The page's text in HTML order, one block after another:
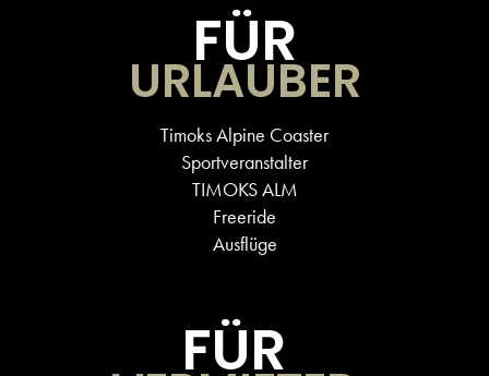
FÜR
URLAUBER
Timoks Alpine Coaster
Sportveranstalter
TIMOKS ALM
Freeride
Ausflüge
FÜR